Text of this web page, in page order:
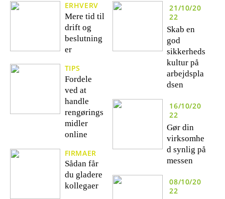
ERHVERV
Mere tid til
drift og
beslutning
er
TIPS
Fordele
ved at
handle
rengørings
midler
online
FIRMAER
Sådan får
du gladere
kollegaer
21/10/20
22
Skab en
god
sikkerheds
kultur på
arbejdspla
dsen
16/10/20
22
Gør din
virksomhe
d synlig på
messen
08/10/20
22